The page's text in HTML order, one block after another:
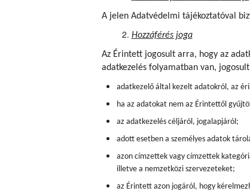
A jelen Adatvédelmi tájékoztatóval
Hozzáférés joga
Az Érintett jogosult arra, hogy az
adatkezelés folyamatban van,
adatkezelő által kezelt adatokról, az
ha az adatokat nem az Érintettől
az adatkezelés céljáról, jogalapjáról;
adott esetben a személyes adatok
azon címzettek vagy címzettek
illetve a nemzetközi szervezeteket;
az Érintett azon jogáról, hogy